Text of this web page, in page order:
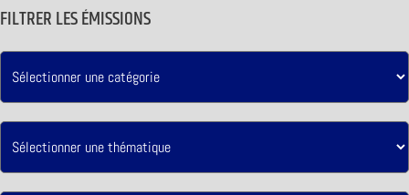
FILTRER LES ÉMISSIONS